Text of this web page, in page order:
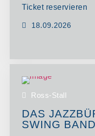
Ticket reservieren
18.09.2026
Ross-Stall
DAS
SWING BAND